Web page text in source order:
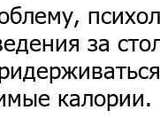
за
калории.